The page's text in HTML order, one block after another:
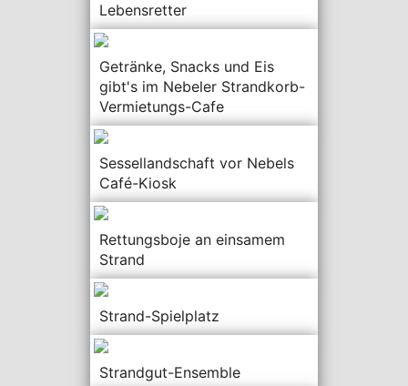
Lebensretter
Getränke, Snacks und Eis
gibt's im Nebeler Strandkorb-
Vermietungs-Cafe
Sessellandschaft vor Nebels
Café-Kiosk
Rettungsboje an einsamem
Strand
Strand-Spielplatz
Strandgut-Ensemble